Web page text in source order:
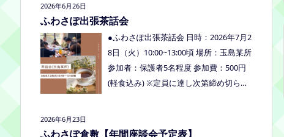
土産分もいただき、ありがとうございま
く、ご家族でお話しできたのもよかった
2026年6月26日
ふわさぽ出張茶話会
●ふわさぽ出張茶話会 日時：2026年7月2
8日（火）10:00~13:00頃 場所：玉島某所
参加者：保護者5名程度 参加費：500円
(軽食込み) ※定員に達し次第締め切らせ
内容：いつもの座談会とは違う場所でこ
2026年6月23日
ふわさぽ倉敷【年間座談会予定表】